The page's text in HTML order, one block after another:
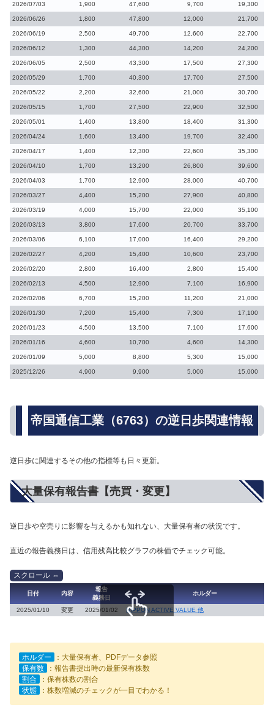
2026/07/03 1,900 47,600 9,700 19,300
2026/06/26 1,800 47,800 12,000 21,700
2026/06/19 2,500 49,700 12,600 22,700
2026/06/12 1,300 44,300 14,200 24,200
2026/06/05 2,500 43,300 17,500 27,300
2026/05/29 1,700 40,300 17,700 27,500
2026/05/22 2,200 32,600 21,000 30,700
2026/05/15 1,700 27,500 22,900 32,500
2026/05/01 1,400 13,800 18,400 31,300
2026/04/24 1,600 13,400 19,700 32,400
2026/04/17 1,400 12,300 22,600 35,300
2026/04/10 1,700 13,200 26,800 39,600
2026/04/03 1,700 12,900 28,000 40,700
2026/03/27 4,400 15,200 27,900 40,800
2026/03/19 4,000 15,700 22,000 35,100
2026/03/13 3,800 17,600 20,700 33,700
2026/03/06 6,100 17,000 16,400 29,200
2026/02/27 4,200 15,400 10,600 23,700
2026/02/20 2,800 16,400 2,800 15,400
2026/02/13 4,500 12,900 7,100 16,900
2026/02/06 6,700 15,200 11,200 21,000
2026/01/30 7,200 15,400 7,300 17,100
2026/01/23 4,500 13,500 7,100 17,600
2026/01/16 4,600 10,700 4,600 14,300
2026/01/09 5,000 8,800 5,300 15,000
2025/12/26 4,900 9,900 5,000 15,000
帝国通信工業（6763）の逆日歩関連情報
逆日歩に関連するその他の指標等も日々更新。
大量保有報告書【売買・変更】
逆日歩や空売りに影響を与えるかも知れない、大量保有者の状況です。
直近の報告義務日は、信用残高比較グラフの株価でチェック可能。
日付 内容
報告
義務日
ホルダー
2025/01/10 変更 2025/01/02 NIPPON ACTIVE VALUE 他
ホルダー
：大量保有者、PDFデータ参照
保有数
：報告書提出時の最新保有株数
割合
：保有株数の割合
状態
：株数増減のチェックが一目でわかる！